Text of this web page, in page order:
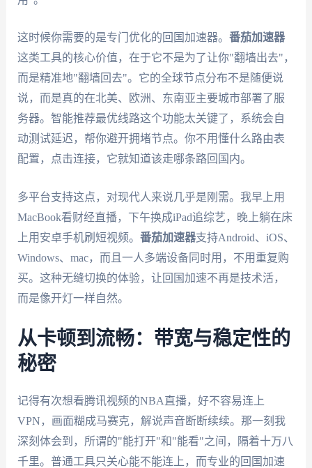
这时候你需要的是专门优化的回国加速器。 番茄加速器
这类工具的核心价值，在于它不是为了让你"翻墙出去"，
而是精准地"翻墙回去"。它的全球节点分布不是随便说
说，而是真的在北美、欧洲、东南亚主要城市部署了服
务器。智能推荐最优线路这个功能太关键了，系统会自
动测试延迟，帮你避开拥堵节点。你不用懂什么路由表
配置，点击连接，它就知道该走哪条路回国内。
多平台支持这点，对现代人来说几乎是刚需。我早上用
MacBook看财经直播，下午换成iPad追综艺，晚上躺在床
上用安卓手机刷短视频。 番茄加速器支持Android、iOS、
Windows、mac，而且一人多端设备同时用，不用重复购
买。这种无缝切换的体验，让回国加速不再是技术活，
而是像开灯一样自然。
从卡顿到流畅：带宽与稳定性的
秘密
记得有次想看腾讯视频的NBA直播，好不容易连上
VPN，画面糊成马赛克，解说声音断断续续。那一刻我
深刻体会到，所谓的"能打开"和"能看"之间，隔着十万八
千里。普通工具只关心能不能连上，而专业的回国加速